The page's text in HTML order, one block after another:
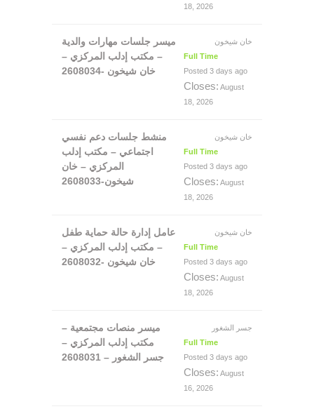
18, 2026
ميسر جلسات مهارات والدية
– مكتب إدلب المركزي –
خان شيخون -2608034
خان شيخون
Full Time
Posted 3 days ago
Closes: August
18, 2026
منشط جلسات دعم نفسي
اجتماعي – مكتب إدلب
المركزي – خان
شيخون-2608033
خان شيخون
Full Time
Posted 3 days ago
Closes: August
18, 2026
عامل إدارة حالة حماية طفل
– مكتب إدلب المركزي –
خان شيخون -2608032
خان شيخون
Full Time
Posted 3 days ago
Closes: August
18, 2026
ميسر منصات مجتمعية –
مكتب إدلب المركزي –
جسر الشغور – 2608031
جسر الشغور
Full Time
Posted 3 days ago
Closes: August
16, 2026